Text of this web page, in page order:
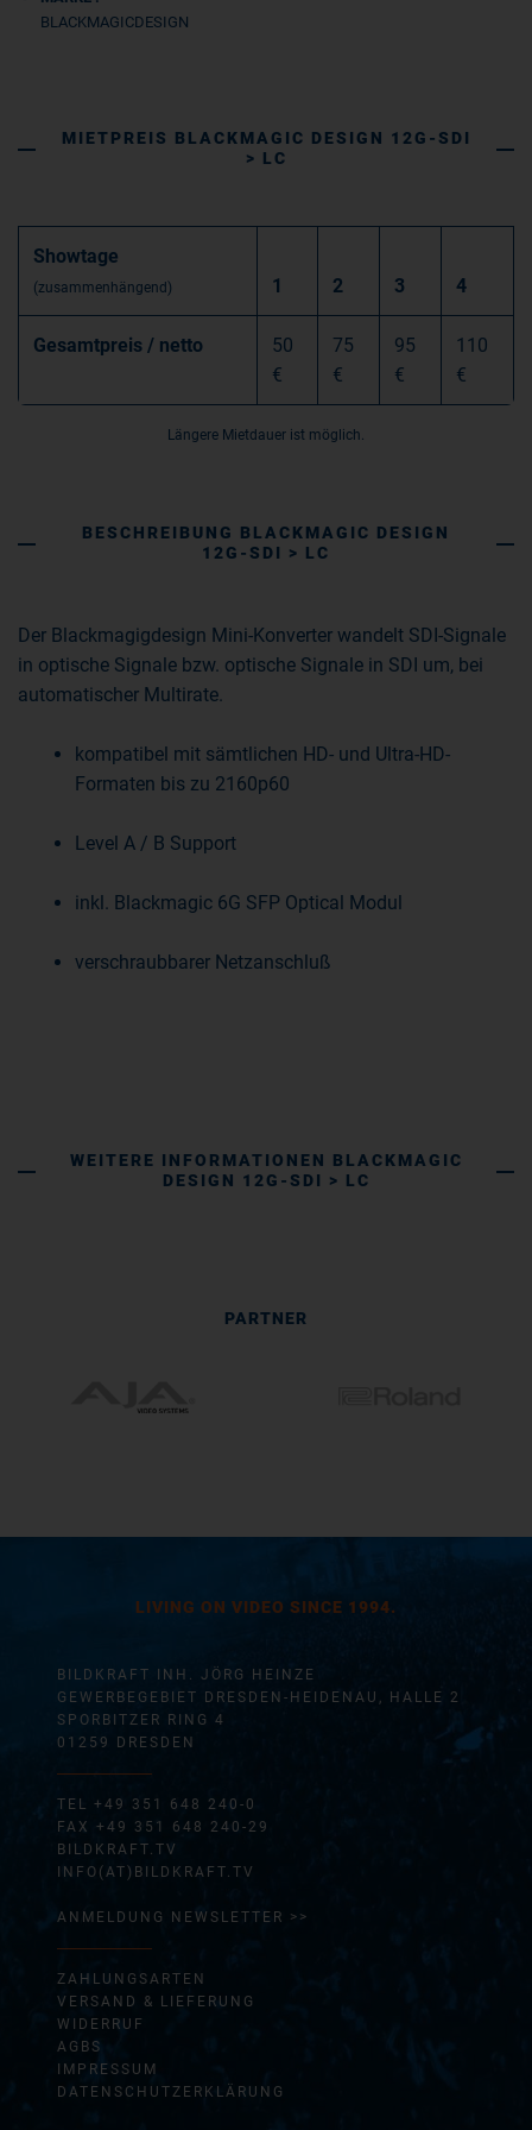
Menge
BLACKMAGICDESIGN
MIETPREIS BLACKMAGIC DESIGN 12G-SDI
> LC
Showtage
(zusammenhängend) 1 2 3 4
Gesamtpreis / netto
50
€
75
€
95
€
110
€
Längere Mietdauer ist möglich.
BESCHREIBUNG BLACKMAGIC DESIGN
12G-SDI > LC
Der Blackmagigdesign Mini-Konverter wandelt SDI-Signale
in optische Signale bzw. optische Signale in SDI um, bei
automatischer Multirate.
kompatibel mit sämtlichen HD- und Ultra-HD-
Formaten bis zu 2160p60
Level A / B Support
inkl. Blackmagic 6G SFP Optical Modul
verschraubbarer Netzanschluß
WEITERE INFORMATIONEN BLACKMAGIC
DESIGN 12G-SDI > LC
PARTNER
LIVING ON VIDEO SINCE 1994.
BILDKRAFT INH. JÖRG HEINZE
GEWERBEGEBIET DRESDEN-HEIDENAU, HALLE 2
SPORBITZER RING 4
01259 DRESDEN
TEL +49 351 648 240-0
FAX +49 351 648 240-29
BILDKRAFT.TV
INFO(AT)BILDKRAFT.TV
ANMELDUNG NEWSLETTER >>
ZAHLUNGSARTEN
VERSAND & LIEFERUNG
WIDERRUF
AGBS
IMPRESSUM
DATENSCHUTZERKLÄRUNG